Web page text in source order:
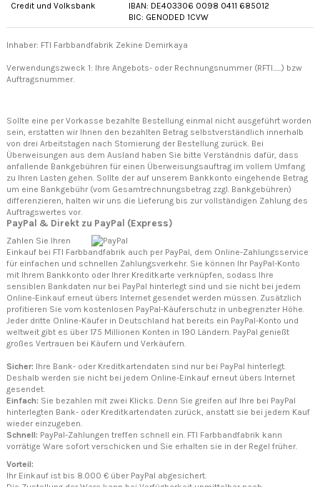
Credit und Volksbank
IBAN: DE403306 0098 0411 685012
BIC: GENODED 1CVW
Inhaber: FTI Farbbandfabrik Zekine Demirkaya
Verwendungszweck 1: Ihre Angebots- oder Rechnungsnummer (RFTI......) bzw
Auftragsnummer.
Sollte eine per Vorkasse bezahlte Bestellung einmal nicht ausgeführt worden
sein, erstatten wir Ihnen den bezahlten Betrag selbstverständlich innerhalb
von drei Arbeitstagen nach Stornierung der Bestellung zurück. Bei
Überweisungen aus dem Ausland haben Sie bitte Verständnis dafür, dass
anfallende Bankgebühren für einen Überweisungsauftrag im vollem Umfang
zu Ihren Lasten gehen. Sollte der auf unserem Bankkonto eingehende Betrag
um eine Bankgebühr (vom Gesamtrechnungsbetrag zzgl. Bankgebühren)
differenzieren, halten wir uns die Lieferung bis zur vollständigen Zahlung des
Auftragswertes vor.
PayPal & Direkt zu PayPal (Express)
Zahlen Sie Ihren
Einkauf bei FTI Farbbandfabrik auch per PayPal, dem Online-Zahlungsservice
für einfachen und schnellen Zahlungsverkehr. Sie können Ihr PayPal-Konto
mit Ihrem Bankkonto oder Ihrer Kreditkarte verknüpfen, sodass Ihre
sensiblen Bankdaten nur bei PayPal hinterlegt sind und sie nicht bei jedem
Online-Einkauf erneut übers Internet gesendet werden müssen. Zusätzlich
profitieren Sie vom kostenlosen PayPal-Käuferschutz in unbegrenzter Höhe.
Jeder dritte Online-Käufer in Deutschland hat bereits ein PayPal-Konto und
weltweit gibt es über 175 Millionen Konten in 190 Ländern. PayPal genießt
großes Vertrauen bei Käufern und Verkäufern.
Sicher: Ihre Bank- oder Kreditkartendaten sind nur bei PayPal hinterlegt.
Deshalb werden sie nicht bei jedem Online-Einkauf erneut übers Internet
gesendet.
Einfach: Sie bezahlen mit zwei Klicks. Denn Sie greifen auf Ihre bei PayPal
hinterlegten Bank- oder Kreditkartendaten zurück, anstatt sie bei jedem Kauf
wieder einzugeben.
Schnell: PayPal-Zahlungen treffen schnell ein. FTI Farbbandfabrik kann
vorrätige Ware sofort verschicken und Sie erhalten sie in der Regel früher.
Vorteil:
Ihr Einkauf ist bis 8.000 € über PayPal abgesichert.